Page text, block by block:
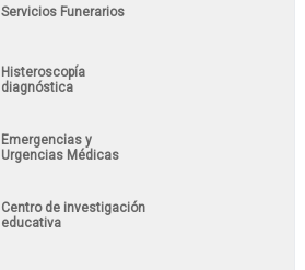
Servicios Funerarios
Histeroscopía
diagnóstica
Emergencias y
Urgencias Médicas
Centro de investigación
educativa